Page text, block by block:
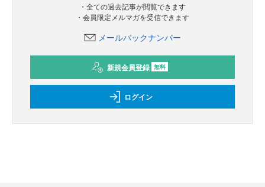
・全ての過去記事が閲覧できます
・会員限定メルマガを受信できます
メールバックナンバー
新規会員登録 無料
ログイン